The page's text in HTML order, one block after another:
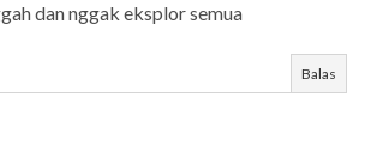
dan nggak eksplor semua
Balas